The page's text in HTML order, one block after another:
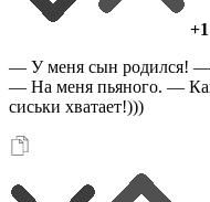
+1
— У меня сын родился!
— На меня пьяного. —
сиськи хватает!)))